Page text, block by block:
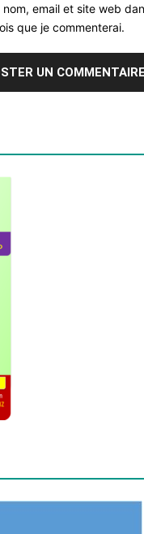
nom, email et site web
que je commenterai.